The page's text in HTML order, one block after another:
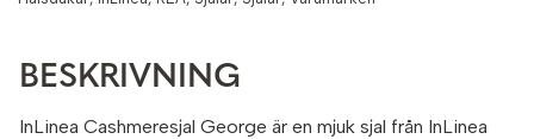
BESKRIVNING
InLinea Cashmeresjal George är en mjuk sjal från InLinea